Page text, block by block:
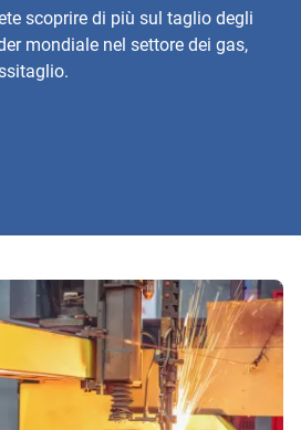
scoprire di più sul taglio degli
mondiale nel settore dei gas,